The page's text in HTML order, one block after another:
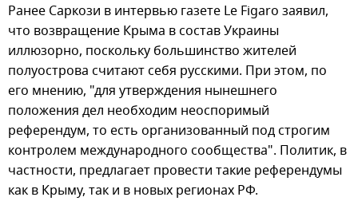
Ранее Саркози в интервью газете Le Figaro заявил,
что возвращение Крыма в состав Украины
иллюзорно, поскольку большинство жителей
полуострова считают себя русскими. При этом, по
его мнению, "для утверждения нынешнего
положения дел необходим неоспоримый
референдум, то есть организованный под строгим
контролем международного сообщества". Политик, в
частности, предлагает провести такие референдумы
как в Крыму, так и в новых регионах РФ.